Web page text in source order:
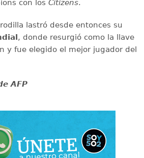
con los Citizens.
lastró desde entonces su
, donde resurgió como la llave
y fue elegido el mejor jugador del
AFP